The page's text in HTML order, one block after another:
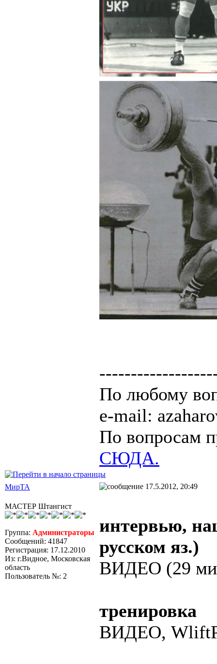
По любому
e-mail:
По вопросам
СЮДА.
МирТА 17.5.2012, 20:49
МАСТЕР Штангист
Группа: Администраторы
Сообщений: 41847
Регистрация: 17.12.2010
Из: г.Видное, Московская
область
Пользователь №: 2
интервью,
русском яз.)
ВИДЕО (29
тренировка
ВИДЕО,